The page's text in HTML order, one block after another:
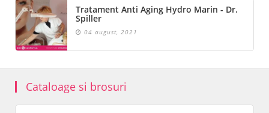
Tratament Anti Aging Hydro Marin - Dr.
Spiller
04 august, 2021
Cataloage si brosuri